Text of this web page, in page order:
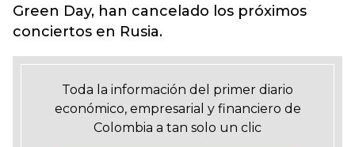
Green Day, han cancelado los próximos
conciertos en Rusia.
Toda la información del primer diario
económico, empresarial y financiero de
Colombia a tan solo un clic